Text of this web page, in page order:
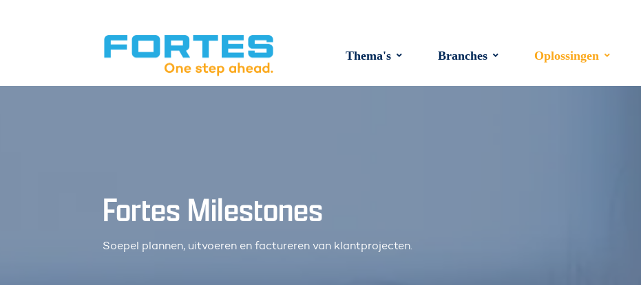
Thema's Branches Oplossingen
Fortes Milestones
Soepel plannen, uitvoeren en factureren van klantprojecten.